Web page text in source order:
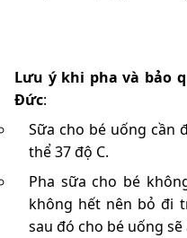
Lưu ý khi pha và bảo
Đức:
Sữa cho bé uống cần
thể 37 độ C.
Pha sữa cho bé
không hết nên bỏ đi
sau đó cho bé uống